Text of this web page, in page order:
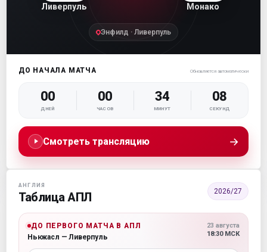
Ливерпуль Монако
Энфилд · Ливерпуль
ДО НАЧАЛА МАТЧА Обновляется автоматически
00
ДНЕЙ
00
ЧАСОВ
34
МИНУТ
07
СЕКУНД
Смотреть трансляцию →
АНГЛИЯ
Таблица АПЛ 2026/27
ДО ПЕРВОГО МАТЧА В АПЛ
Ньюкасл — Ливерпуль
23 августа
18:30 МСК